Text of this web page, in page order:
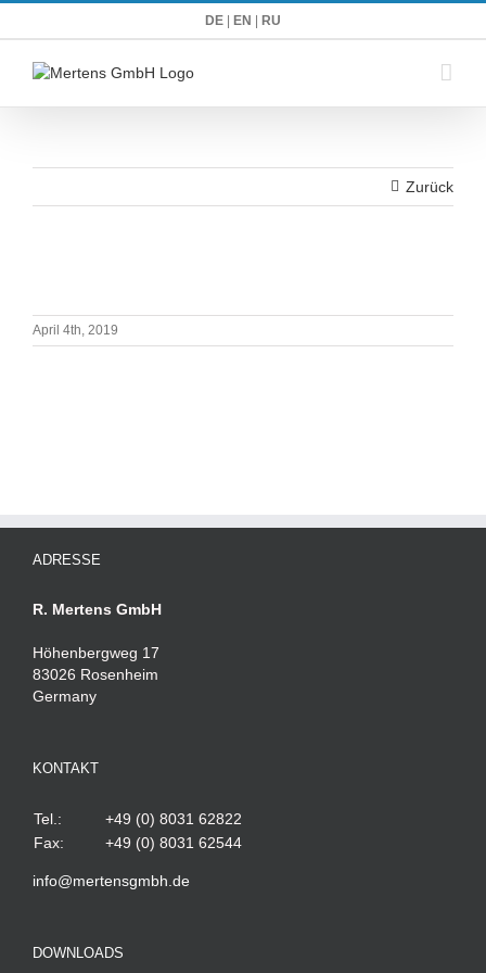
DE EN RU
Zurück
April 4th, 2019
ADRESSE
R. Mertens GmbH
Höhenbergweg 17
83026 Rosenheim
Germany
KONTAKT
Tel.:
+49 (0) 8031 62822
Fax:
+49 (0) 8031 62544
info@mertensgmbh.de
DOWNLOADS